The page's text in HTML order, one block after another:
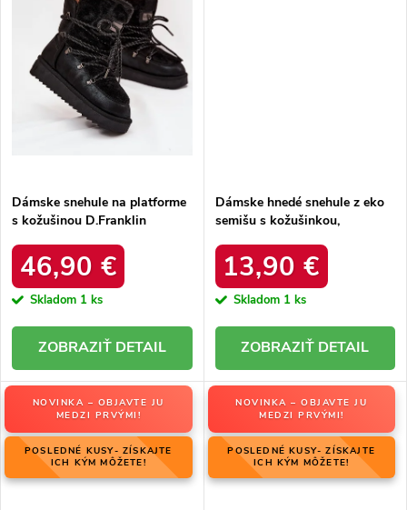
Dámske snehule na platforme
s kožušinou D.Franklin
46,90 €
Skladom 1 ks
DETAIL
Dámske hnedé snehule z eko
semišu s kožušinkou,
LEOPARD
13,90 €
Skladom 1 ks
DETAIL
NOVINKA – OBJAVTE JU
MEDZI PRVÝMI!
POSLEDNÉ KUSY- ZÍSKAJTE
ICH KÝM MÔŽETE!
NOVINKA – OBJAVTE JU
MEDZI PRVÝMI!
POSLEDNÉ KUSY- ZÍSKAJTE
ICH KÝM MÔŽETE!